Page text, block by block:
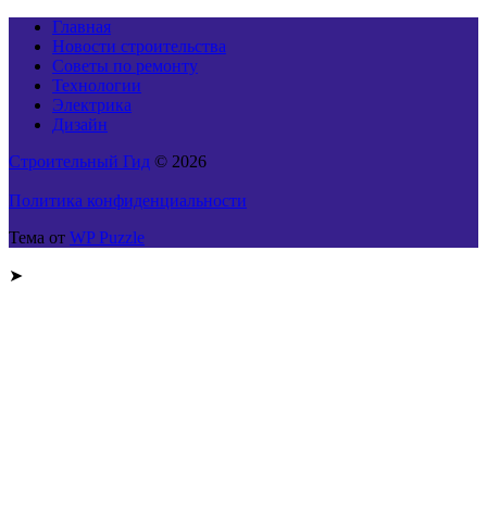
Главная
Новости строительства
Советы по ремонту
Технологии
Электрика
Дизайн
Строительный Гид © 2026
Политика конфиденциальности
Тема от WP Puzzle
➤